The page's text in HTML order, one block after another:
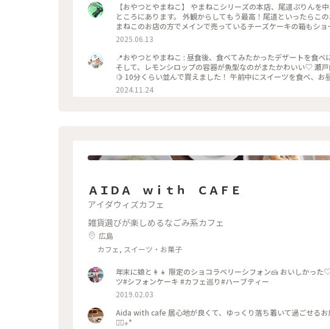
【おやつとやまねこ】 やまねこシリーズの本店、尾道ぷりんを中心におやつを販売中🍮✨ 尾道駅から歩いてすぐの
ところにあります。 外観からしてもう最高！尾道といったらこ
まねこのお店の方でメインで売っているチーズケーキの箱もシ
ロなベンチがあるのでテイクアウトしてすぐに楽しむのも非常にあり！ #尾道グルメ #尾道プリン #人気店
フォトジェニック #プリン #アメリカンクッキー #チーズケーキ #
2025.06.13
📍おやつとやまねこ : 昼食後、食べてみたかったデザートを食
そして、レモンシロップの容器が魚型なのがまたかわいい♡ 瀬
🍋 10分くらい並んで買えました！ 午前中にスイーツを食べ、
した😊 : 行きたいところにも行けて、食べたいものも食べられた
ったですが、この日は岡山市内に宿泊だったのでまたまた大移動
2024.11.24
ＡＩＤＡ ｗｉｔｈ ＣＡＦＥ
アイダウィズカフェ
雑貨選びが楽しめるなごみ系カフェ
広島
カフェ, スイーツ・お菓子
年末に娘と👩‍👧 限定のショコラベリーシフォン🍰 おいしかった♡ #aidawithcafe #カフェ#広島カフェ #広島スイ
ツ#シフォンケーキ #カフェ巡り#ハーブティー
2019.02.03
Aida with cafe 居心地が良くて、ゆっくり落ち着いて過ごせる
◡̈⃝⋆*